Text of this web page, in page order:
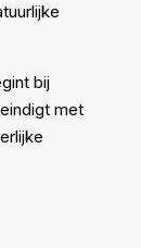
bij
met